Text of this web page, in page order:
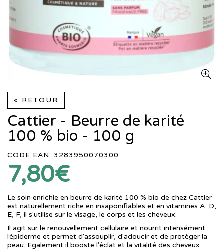
« RETOUR
Cattier - Beurre de karité
100 % bio - 100 g
CODE EAN: 3283950070300
7,80€
Le soin enrichie en beurre de karité 100 % bio de chez Cattier
est naturellement riche en insaponifiables et en vitamines A, D,
E, F, il s'utilise sur le visage, le corps et les cheveux.
Il agit sur le renouvellement cellulaire et nourrit intensément
l’épiderme et permet d'assouplir, d'adoucir et de protèger la
peau. Egalement il booste l'éclat et la vitalité des cheveux.